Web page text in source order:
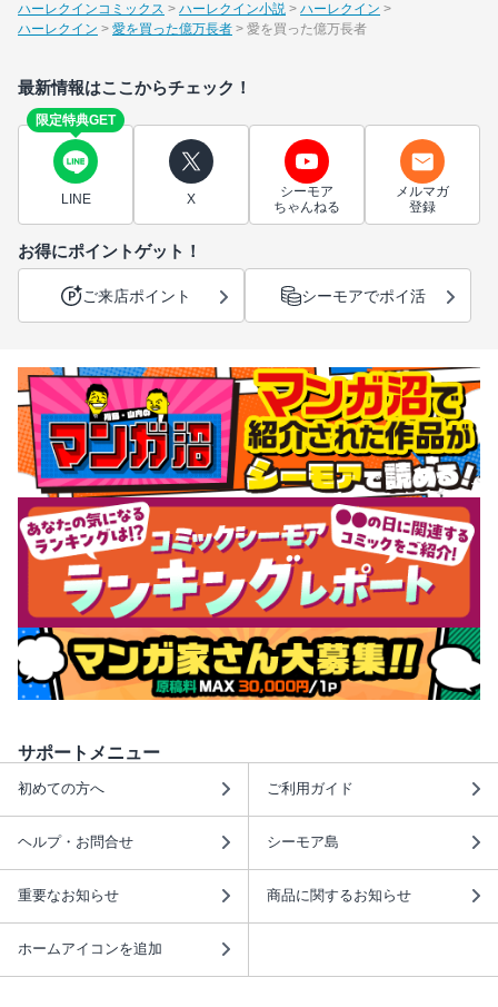
ハーレクインコミックス
ハーレクイン小説
ハーレクイン
ハーレクイン
愛を買った億万長者 愛を買った億万長者
最新情報はここからチェック！
限定特典GET
LINE X
シーモア
ちゃんねる
メルマガ
登録
お得にポイントゲット！
ご来店ポイント シーモアでポイ活
サポートメニュー
初めての方へ ご利用ガイド
ヘルプ・お問合せ シーモア島
重要なお知らせ 商品に関するお知らせ
ホームアイコンを追加